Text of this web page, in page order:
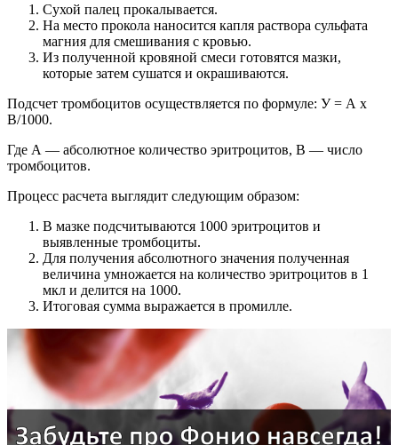
Сухой палец прокалывается.
На место прокола наносится капля раствора сульфата
магния для смешивания с кровью.
Из полученной кровяной смеси готовятся мазки,
которые затем сушатся и окрашиваются.
Подсчет тромбоцитов осуществляется по формуле: У = А х
В/1000.
Где А — абсолютное количество эритроцитов, В — число
тромбоцитов.
Процесс расчета выглядит следующим образом:
В мазке подсчитываются 1000 эритроцитов и
выявленные тромбоциты.
Для получения абсолютного значения полученная
величина умножается на количество эритроцитов в 1
мкл и делится на 1000.
Итоговая сумма выражается в промилле.